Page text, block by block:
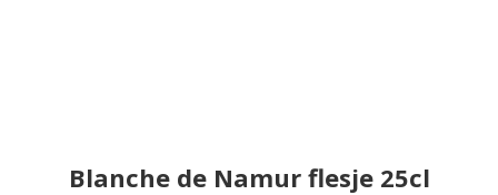
Blanche de Namur flesje 25cl